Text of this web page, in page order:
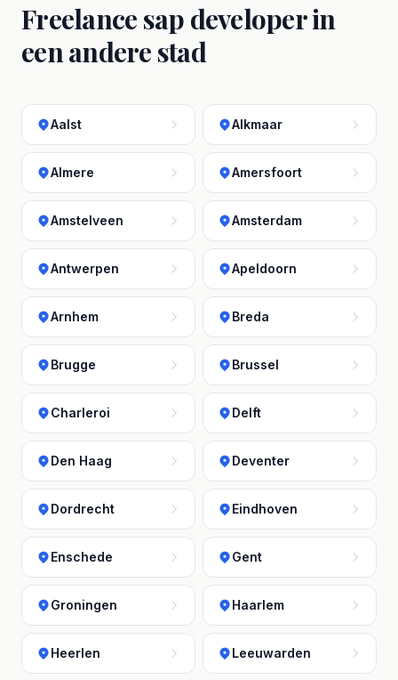
Freelance sap developer in
een andere stad
Aalst Alkmaar
Almere Amersfoort
Amstelveen Amsterdam
Antwerpen Apeldoorn
Arnhem Breda
Brugge Brussel
Charleroi Delft
Den Haag Deventer
Dordrecht Eindhoven
Enschede Gent
Groningen Haarlem
Heerlen Leeuwarden